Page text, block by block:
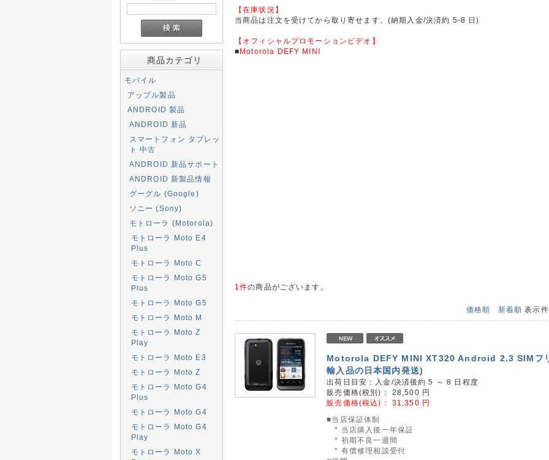
商品カテゴリ
モバイル
アップル製品
ANDROID 製品
ANDROID 新品
スマートフォン タブレッ
ト 中古
ANDROID 新品サポート
ANDROID 新製品情報
グーグル (Google)
ソニー (Sony)
モトローラ (Motorola)
モトローラ Moto E4
Plus
モトローラ Moto C
モトローラ Moto G5
Plus
モトローラ Moto G5
モトローラ Moto M
モトローラ Moto Z
Play
モトローラ Moto E3
モトローラ Moto Z
モトローラ Moto G4
Plus
モトローラ Moto G4
モトローラ Moto G4
Play
モトローラ Moto X
【在庫状況】
当商品は注文を受けてから取り寄せます。(納期入金/決済約 5-8 日)
【オフィシャルプロモーションビデオ】
■Motorola DEFY MINI
1件の商品がございます。
価格順 新着順 表示
Motorola DEFY MINI XT320 Android 2.3 SIMフ
輸入品の日本国内発送)
出荷日目安：入金/決済後約 5 ～ 8 日程度
販売価格(税別)： 28,500 円
販売価格(税込)： 31,350 円
■当店保証体制
* 当店購入後一年保証
* 初期不良一週間
* 有償修理相談受付